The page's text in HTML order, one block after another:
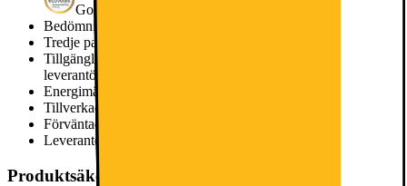
Gold
Bedömningen gäller fr.o.m
Tredje parts miljögodkännande
Tillgängliga reservdelar i år
leverantör
Energimärkning
Tillverkad i
Förväntad livslängd i år
Leverantörens beräkning av förväntad livslängd,
Produktsäkerhetsinformation